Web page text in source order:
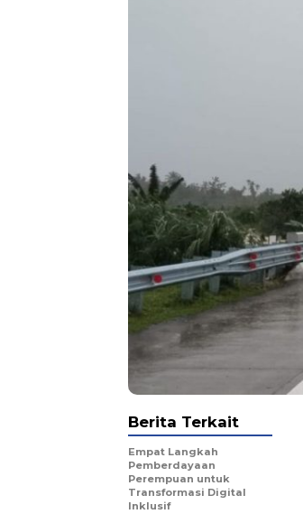
Berita Terkait
Empat Langkah
Pemberdayaan
Perempuan untuk
Transformasi Digital
Inklusif